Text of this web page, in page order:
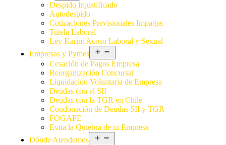
Despido Injustificado
Autodespido
Cotizaciones Previsionales Impagas
Tutela Laboral
Ley Karin: Acoso Laboral y Sexual
Empresas y Pymes
Cesación de Pagos Empresa
Reorganización Concursal
Liquidación Voluntaria de Empresa
Deudas con el SII
Deudas con la TGR en Chile
Condonación de Deudas SII y TGR
FOGAPE
Evita la Quiebra de tu Empresa
Dónde Atendemos